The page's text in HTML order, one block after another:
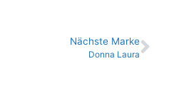
Nächste Marke
Donna Laura